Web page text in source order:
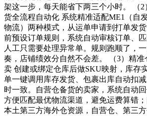
架这一步，每天能省下两三个小时。 （
货全流程自动化 系统精准适配ME1（自
物流）两种模式，从运单申请到打单发
前预设订单规则，系统自动审核订单、
人工只需要处理异常单。规则跑顺了，
奏，店铺绩效分自然不会差。 （3）精
卖 创建或绑定仓库后做SKU映射，库存
单一键调用库存发货、包裹出库自动扣
时一致。自营仓备货的卖家，系统自动
方便匹配最优物流渠道，避免运费算错
本土第三方海外仓资源，自营仓、第三